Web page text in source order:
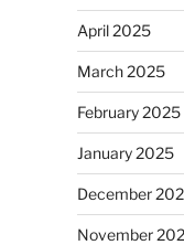
April 2025
March 2025
February 2025
January 2025
December
November